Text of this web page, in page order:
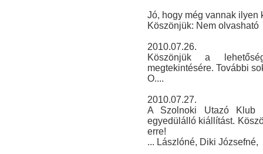
Jó, hogy még vannak ilyen
Köszönjük: Nem olvasható
2010.07.26.
Köszönjük a
megtekintésére. További
O....
2010.07.27.
A Szolnoki Utazó Klub
egyedülálló kiállítást.
erre!
... Lászlóné, Diki Józsefné,